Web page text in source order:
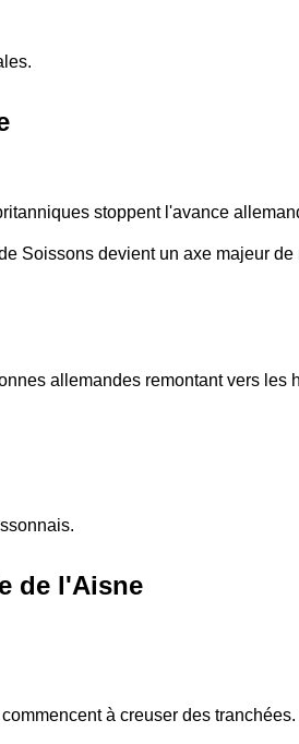
stoppent l'avance
Soissons devient un axe majeur
allemandes remontant vers les
de l'Aisne
à creuser des